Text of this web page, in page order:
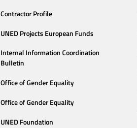
Contractor Profile
UNED Projects European Funds
Internal Information Coordination
Bulletin
Office of Gender Equality
Office of Gender Equality
UNED Foundation